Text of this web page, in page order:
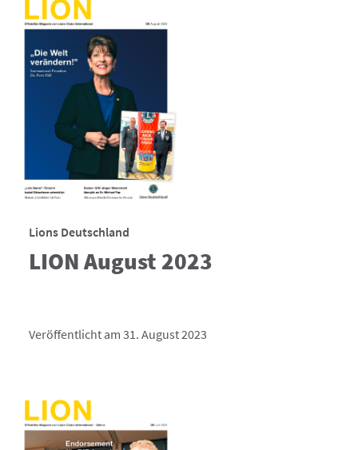
Lions Deutschland
LION August 2023
Veröffentlicht am 31. August 2023